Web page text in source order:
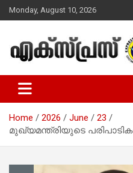
Skip
to
Monday, August 10, 2026
Express
Christian News
Home 2026 June
23
മുഖ്യമന്ത്രിയുടെ